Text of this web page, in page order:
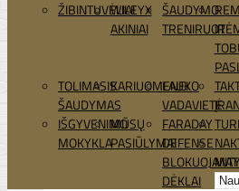
ŽIBINTUVĖLIAI
WILEYX
AKINIAI
ŠAUDYMO
IR
TOLIMASIS
ŠAUDYMAS
KARIUOMENEI
LAUKO
VADAVIETĖ
IŠGYVENIMO
MOKYKLA
MŪSŲ
PASIŪLYMAI
FARADAY
DEFENSE
DĖKLAI